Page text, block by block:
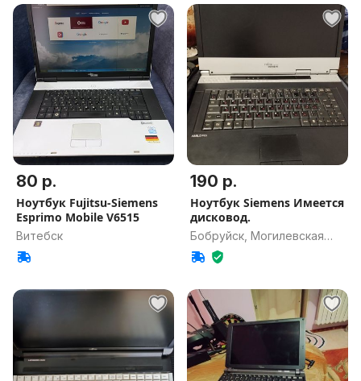
80 р.
Ноутбук Fujitsu-Siemens
Esprimo Mobile V6515
Витебск
190 р.
Ноутбук Siemens Имеется
дисковод.
Бобруйск, Могилевская
обл.